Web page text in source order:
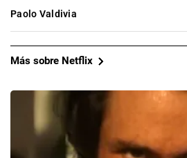
Paolo Valdivia
Más sobre Netflix